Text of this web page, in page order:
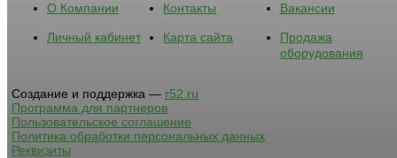
О Компании Контакты Вакансии
Личный кабинет Карта сайта
Продажа
оборудования
Создание и поддержка — r52.ru
Программа для партнеров
Пользовательское соглашение
Политика обработки персональных данных
Реквизиты